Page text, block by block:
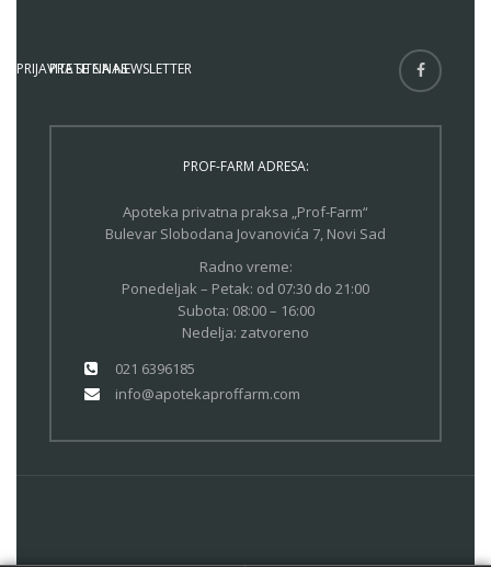
PRATITE NAS
PRIJAVITE SE NA NEWSLETTER
PROF-FARM ADRESA:
Apoteka privatna praksa „Prof-Farm“
Bulevar Slobodana Jovanovića 7, Novi Sad
Radno vreme:
Ponedeljak – Petak: od 07:30 do 21:00
Subota: 08:00 – 16:00
Nedelja: zatvoreno
021 6396185
info@apotekaproffarm.com